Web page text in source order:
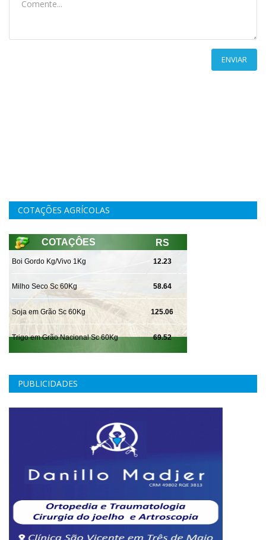
ENVIAR
COTAÇÕES AGRÍCOLAS
PUBLICIDADES